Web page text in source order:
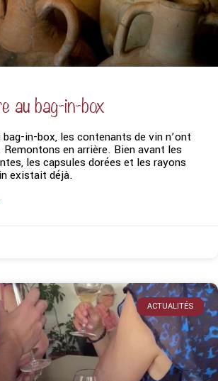
au bag-in-box
bag-in-box, les contenants de vin n’ont
Remontons en arrière. Bien avant les
les capsules dorées et les rayons
existait déjà.
ACTUALITÉS